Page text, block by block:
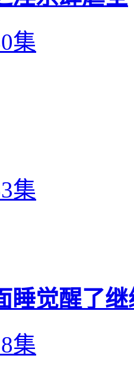
集
集
睡觉醒了继
集